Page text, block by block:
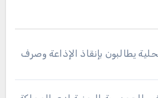
يطالبون بإنقاذ الإذاعة وصرف